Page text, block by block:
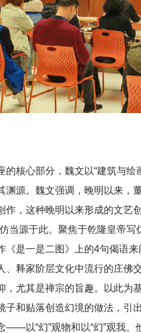
的核心部分，魏文以“建筑与
渊源。魏文强调，晚明以来，
作，这种晚明以来形成的文艺
当源于此。聚焦于乾隆皇帝写
《是一是二图》上的4句偈语
、释家阶层文化中流行的庄佛
，尤其是禅宗的旨趣。以此为
子和贴落创造幻境的做法，引
——以“幻”观物和以“幻”观我。